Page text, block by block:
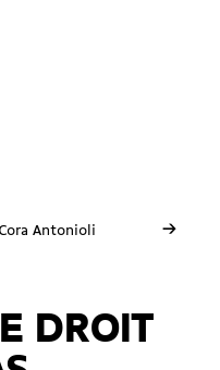
Cora Antonioli →
DROIT